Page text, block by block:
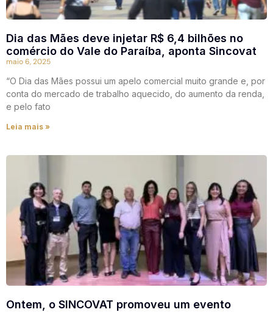
Dia das Mães deve injetar R$ 6,4 bilhões no
comércio do Vale do Paraíba, aponta Sincovat
maio 6, 2025
“O Dia das Mães possui um apelo comercial muito grande e, por
conta do mercado de trabalho aquecido, do aumento da renda,
e pelo fato
Leia mais »
Ontem, o SINCOVAT promoveu um evento